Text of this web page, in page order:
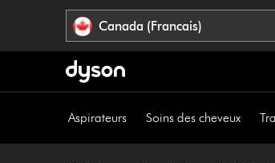
sauter
l’accessibilité
Canada (Francais)
Aspirateurs Soins des cheveux